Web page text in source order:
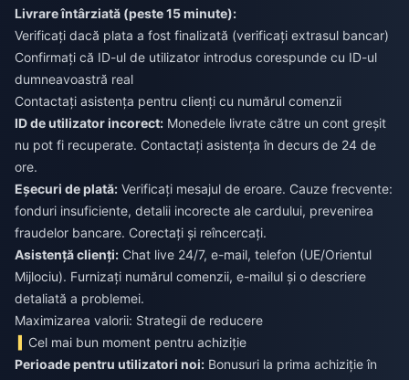
Livrare întârziată (peste 15 minute):
Verificați dacă plata a fost finalizată (verificați extrasul bancar)
Confirmați că ID-ul de utilizator introdus corespunde cu ID-ul
dumneavoastră real
Contactați asistența pentru clienți cu numărul comenzii
ID de utilizator incorect: Monedele livrate către un cont greșit
nu pot fi recuperate. Contactați asistența în decurs de 24 de
ore.
Eșecuri de plată: Verificați mesajul de eroare. Cauze frecvente:
fonduri insuficiente, detalii incorecte ale cardului, prevenirea
fraudelor bancare. Corectați și reîncercați.
Asistență clienți: Chat live 24/7, e-mail, telefon (UE/Orientul
Mijlociu). Furnizați numărul comenzii, e-mailul și o descriere
detaliată a problemei.
Maximizarea valorii: Strategii de reducere
Cel mai bun moment pentru achiziție
Perioade pentru utilizatori noi: Bonusuri la prima achiziție în